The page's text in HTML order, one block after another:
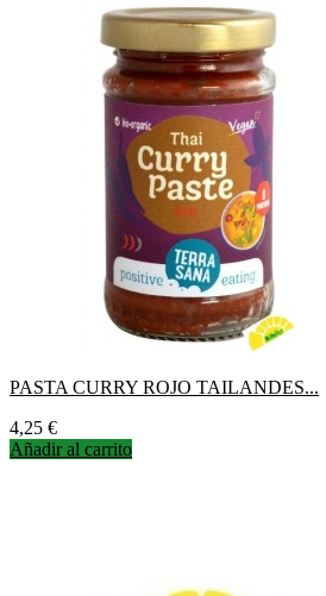
PASTA CURRY ROJO TAILANDES...
Precio
4,25 €
Añadir al carrito